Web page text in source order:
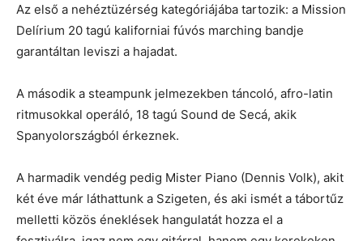
Az első a nehéztüzérség kategóriájába tartozik: a Mission
Delírium 20 tagú kaliforniai fúvós marching bandje
garantáltan leviszi a hajadat.
A második a steampunk jelmezekben táncoló, afro-latin
ritmusokkal operáló, 18 tagú Sound de Secá, akik
Spanyolországból érkeznek.
A harmadik vendég pedig Mister Piano (Dennis Volk), akit
két éve már láthattunk a Szigeten, és aki ismét a tábortűz
melletti közös éneklések hangulatát hozza el a